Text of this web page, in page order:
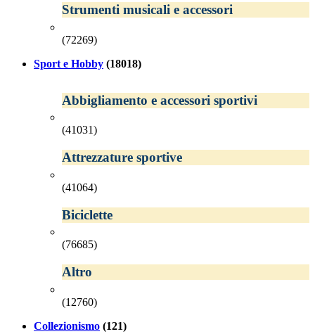
Strumenti musicali e accessori
(72269)
Sport e Hobby (18018)
Abbigliamento e accessori sportivi
(41031)
Attrezzature sportive
(41064)
Biciclette
(76685)
Altro
(12760)
Collezionismo (121)